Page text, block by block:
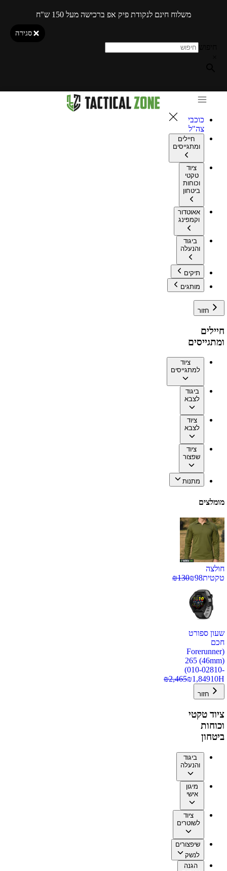
משלוח חינם לנקודת פיק אפ ברכישה מעל 150 ש"ח
סגירה
כוכבי
צה"ל
חיילים
ומתגייסים
ציוד
טקטי
וכוחות
ביטחון
אאוטדור
וקמפינג
ביגוד
והנעלה
תיקים
מותגים
חזור
חיילים
ומתגייסים
ציוד
למתגייסים
ביגוד
לצבא
ציוד
לצבא
ציוד
שפצור
מתנות
מומלצים
חולצה
טקטית
₪98
₪130
שעון ספורט
חכם
(Forerunner
265 (46mm)
(010-02810-
10H
₪1,849
₪2,465
חזור
ציוד טקטי
וכוחות
ביטחון
ביגוד
והנעלה
מיגון
אישי
ציוד
לשוטרים
שיפצורים
לנשק
הגנה